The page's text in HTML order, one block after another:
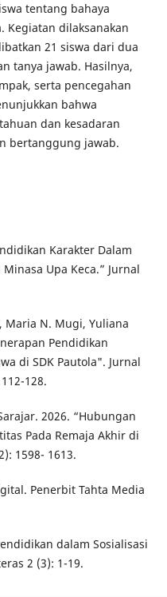
tentang bahaya
Kegiatan dilaksanakan
21 siswa dari dua
tanya jawab. Hasilnya,
serta pencegahan
bahwa
dan kesadaran
bertanggung jawab.
Karakter Dalam
Upa Keca.” Jurnal
Maria N. Mugi, Yuliana
Pendidikan
di SDK Pautola". Jurnal
128.
2026. “Hubungan
Pada Remaja Akhir di
1598- 1613.
Penerbit Tahta Media
dalam Sosialisasi
2 (3): 1-19.